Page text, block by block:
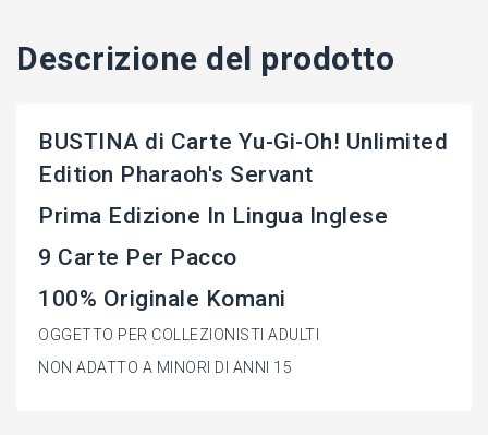
Descrizione del prodotto
BUSTINA di Carte Yu-Gi-Oh! Unlimited
Edition Pharaoh's Servant
Prima Edizione In Lingua Inglese
9 Carte Per Pacco
100% Originale Komani
OGGETTO PER COLLEZIONISTI ADULTI
NON ADATTO A MINORI DI ANNI 15